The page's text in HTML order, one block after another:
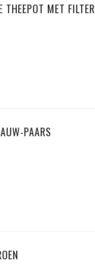
MET FILTER
PAARS